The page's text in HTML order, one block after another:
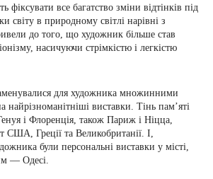
все багатство зміни відтінків під
світу в природному світлі нарівні з
до того, що художник більше став
насичуючи стрімкістю і легкістю
для художника множинними
найрізноманітніші виставки. Тінь пам’яті
і Флоренція, також Париж і Ніцца,
США, Греції та Великобританії. І,
були персональні виставки у місті,
— Одесі.